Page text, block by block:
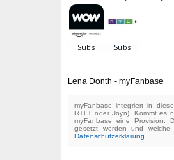
Lena Donth - myFanbase
myFanbase integriert in
RTL+ oder Joyn). Kommt es
myFanbase eine Provision.
gesetzt werden und
Datenschutzerklärung.